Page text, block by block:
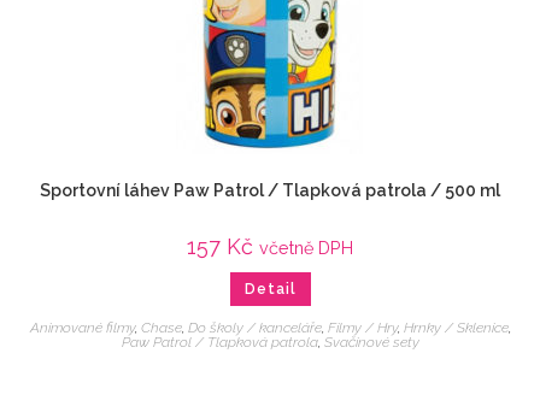
Sportovní láhev Paw Patrol / Tlapková patrola / 500 ml
157 Kč včetně DPH
Detail
Animované filmy, Chase, Do školy / kanceláře, Filmy / Hry, Hrnky / Sklenice,
Paw Patrol / Tlapková patrola, Svačinové sety